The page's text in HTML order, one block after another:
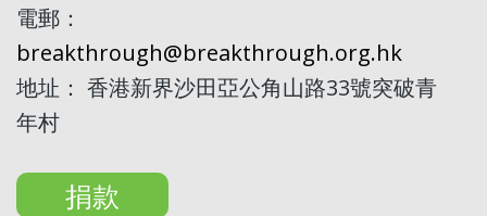
電郵：
breakthrough@breakthrough.org.hk
地址： 香港新界沙田亞公角山路33號突破青
年村
捐款